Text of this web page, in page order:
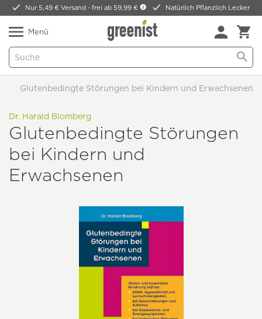
Nur 5,49 € Versand -frei ab 59,99 € Natürlich Pflanzlich Lecker
Menü
Glutenbedingte Störungen bei Kindern und Erwachsenen
Dr. Harald Blomberg
Glutenbedingte Störungen
bei Kindern und
Erwachsenen